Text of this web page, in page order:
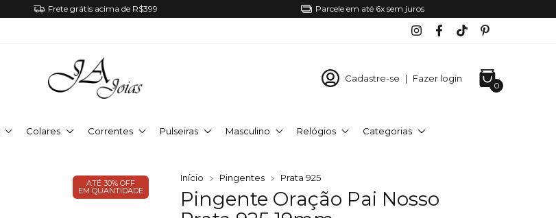
Frete grátis acima de R$399 Parcele em até 6x sem juros
Cadastre-se | Fazer login
0
Colares Correntes Pulseiras Masculino Relógios Categorias
ATÉ 30% OFF
EM QUANTIDADE
Início Pingentes Prata 925
Pingente Oração Pai Nosso